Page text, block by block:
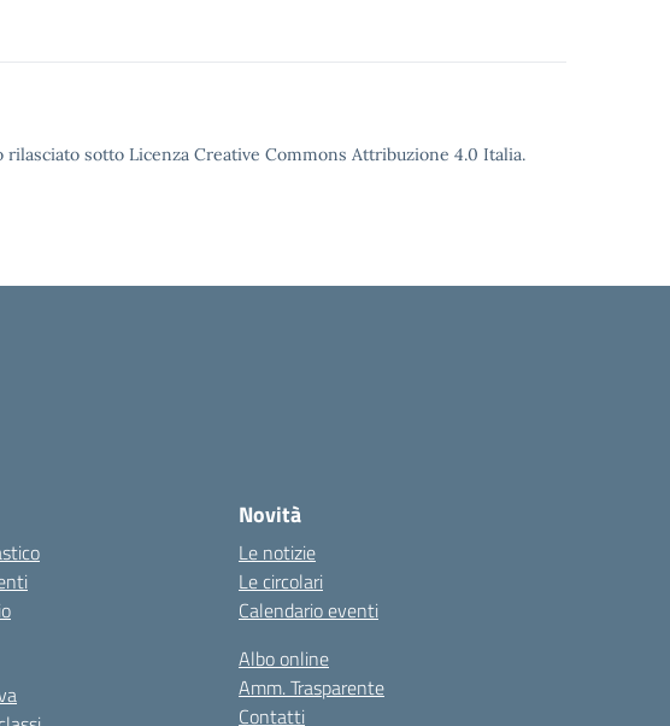
sotto Licenza Creative Commons Attribuzione 4.0 Italia.
Novità
Le notizie
Le circolari
Calendario eventi
Albo online
Amm. Trasparente
Contatti